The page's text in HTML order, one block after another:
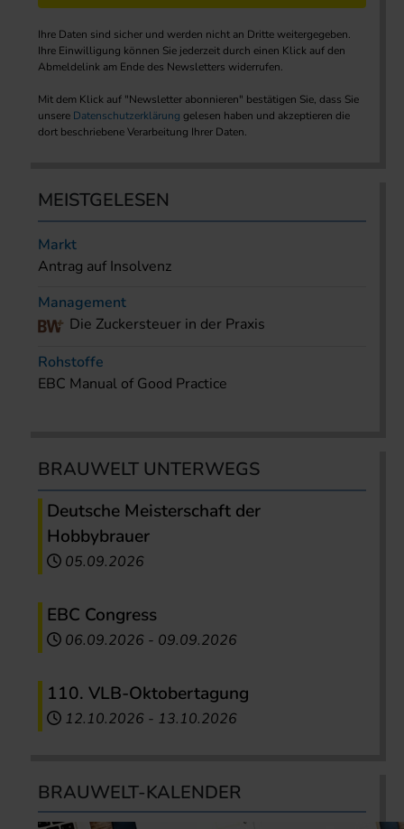
Ihre Daten sind sicher und werden nicht an Dritte weitergegeben.
Ihre Einwilligung können Sie jederzeit durch einen Klick auf den
Abmeldelink am Ende des Newsletters widerrufen.
Mit dem Klick auf "Newsletter abonnieren" bestätigen Sie, dass Sie
unsere Datenschutzerklärung gelesen haben und akzeptieren die
dort beschriebene Verarbeitung Ihrer Daten.
MEISTGELESEN
Markt
Antrag auf Insolvenz
Management
Die Zuckersteuer in der Praxis
Rohstoffe
EBC Manual of Good Practice
BRAUWELT UNTERWEGS
Deutsche Meisterschaft der
Hobbybrauer
05.09.2026
EBC Congress
06.09.2026 - 09.09.2026
110. VLB-Oktobertagung
12.10.2026 - 13.10.2026
BRAUWELT-KALENDER